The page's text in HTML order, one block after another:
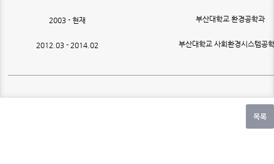
2003 - 현재
2012.03 - 2014.02
부산대학교 환경공학과
부산대학교 사회환경시스템공